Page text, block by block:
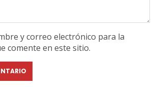
y correo electrónico para la
comente en este sitio.